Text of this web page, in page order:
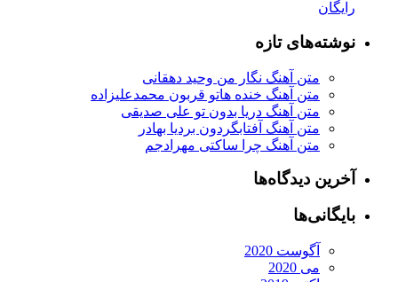
تازه
متن آهنگ نگار من وحید دهقانی
متن آهنگ خنده هاتو قربون محمدعلیزاده
متن آهنگ دریا بدون تو علی صدیقی
متن آهنگ آفتابگردون بردیا بهادر
متن آهنگ چرا ساکتی مهرادجم
دیدگاه‌ها
آگوست 2020